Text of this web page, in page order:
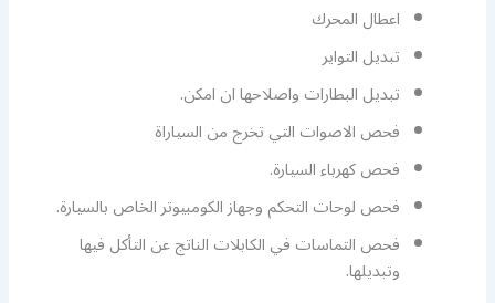
اعطال المحرك
تبديل التواير
تبديل البطارات واصلاحها ان امكن.
فحص الاصوات التي تخرج من السياراة
فحص كهرباء السيارة.
فحص لوحات التحكم وجهاز الكومبيوتر الخاص بالسيارة.
فحص التماسات في الكابلات الناتج عن التأكل فيها
وتبديلها.